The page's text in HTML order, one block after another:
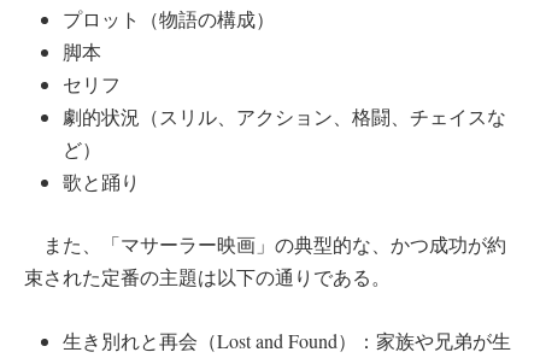
プロット（物語の構成）
脚本
セリフ
劇的状況（スリル、アクション、格闘、チェイスな
ど）
歌と踊り
また、「マサーラー映画」の典型的な、かつ成功が約
束された定番の主題は以下の通りである。
生き別れと再会（Lost and Found）：家族や兄弟が生